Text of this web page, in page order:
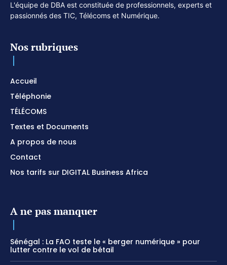
L'équipe de DBA est constituée de professionnels, experts et
passionnés des TIC, Télécoms et Numérique.
Nos rubriques
Accueil
Téléphonie
TÉLÉCOMS
Textes et Documents
A propos de nous
Contact
Nos tarifs sur DIGITAL Business Africa
A ne pas manquer
Sénégal : La FAO teste le « berger numérique » pour
lutter contre le vol de bétail